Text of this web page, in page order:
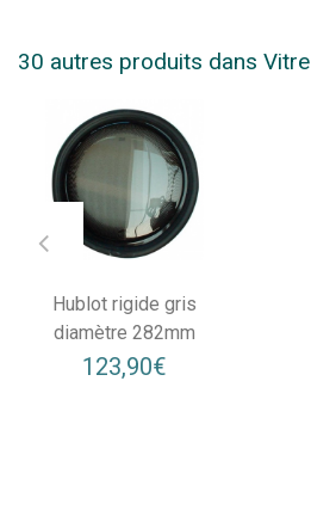
30 autres produits dans Vitre
Hublot rigide gris
diamètre 282mm
123,90€